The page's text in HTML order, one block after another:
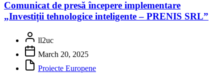
Comunicat de presă începere implementare
„Investiții tehnologice inteligente – PRENIS SRL”
ll2uc
March 20, 2025
Proiecte Europene